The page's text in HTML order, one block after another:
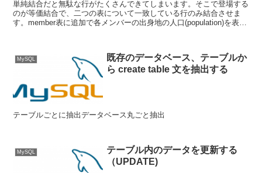
単純結合だと無駄な行がたくさんできてしまいます。そこで登場する
のが等価結合で、二つの表について一致している行のみ結合させま
す。member表に追加で各メンバーの出身地の人口(population)を表示
MySQL
既存のデータベース、テーブルか
ら create table 文を抽出する
テーブルごとに抽出データベース丸ごと抽出
MySQL
テーブル内のデータを更新する
（UPDATE)